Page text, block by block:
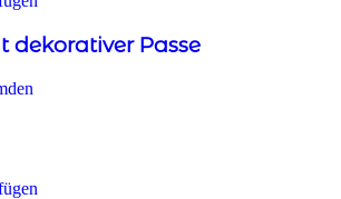
dekorativer Passe